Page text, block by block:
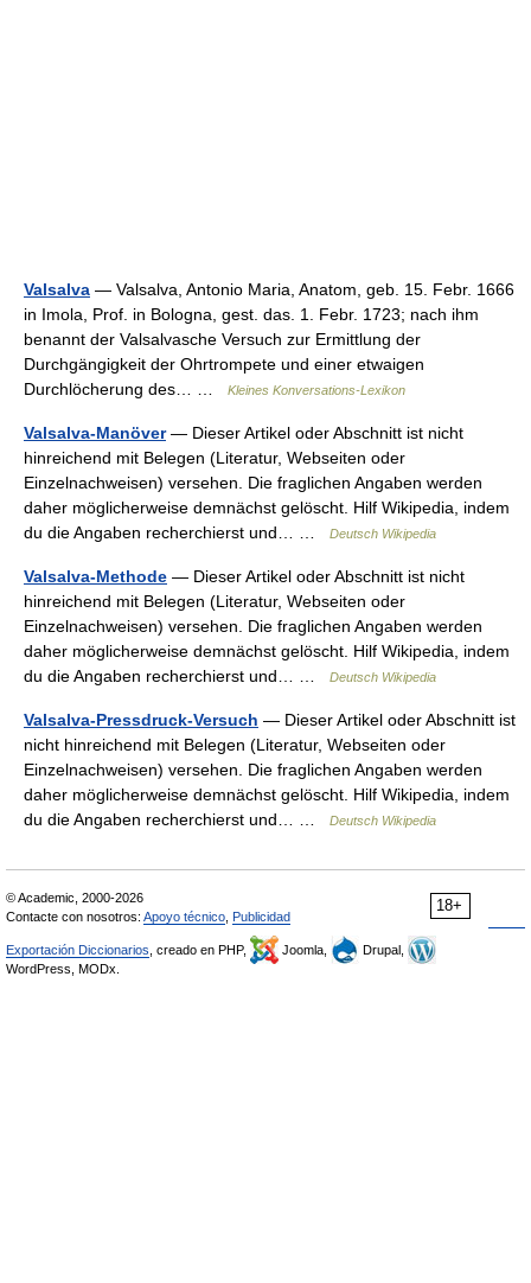
Valsalva — Valsalva, Antonio Maria, Anatom, geb. 15. Febr. 1666
in Imola, Prof. in Bologna, gest. das. 1. Febr. 1723; nach ihm
benannt der Valsalvasche Versuch zur Ermittlung der
Durchgängigkeit der Ohrtrompete und einer etwaigen
Durchlöcherung des… …
Kleines Konversations-Lexikon
Valsalva-Manöver— Dieser Artikel oder Abschnitt ist nicht
hinreichend mit Belegen (Literatur, Webseiten oder
Einzelnachweisen) versehen. Die fraglichen Angaben werden
daher möglicherweise demnächst gelöscht. Hilf Wikipedia, indem
du die Angaben recherchierst und… …
Deutsch Wikipedia
Valsalva-Methode — Dieser Artikel oder Abschnitt ist nicht
hinreichend mit Belegen (Literatur, Webseiten oder
Einzelnachweisen) versehen. Die fraglichen Angaben werden
daher möglicherweise demnächst gelöscht. Hilf Wikipedia, indem
du die Angaben recherchierst und… …
Deutsch Wikipedia
Valsalva-Pressdruck-Versuch — Dieser Artikel oder Abschnitt ist
nicht hinreichend mit Belegen (Literatur, Webseiten oder
Einzelnachweisen) versehen. Die fraglichen Angaben werden
daher möglicherweise demnächst gelöscht. Hilf Wikipedia, indem
du die Angaben recherchierst und… …
Deutsch Wikipedia
18+
© Academic, 2000-2026
Contacte con nosotros: Apoyo técnico Publicidad
Exportación Diccionarios , creado en PHP, Joomla,
Drupal,
WordPress, MODx.